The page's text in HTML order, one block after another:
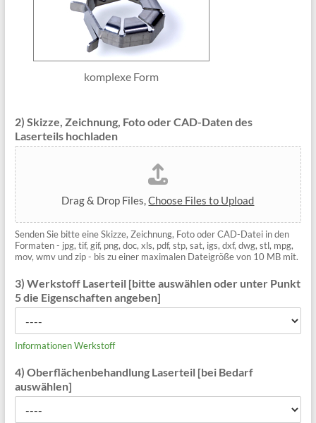
komplexe Form
2) Skizze, Zeichnung, Foto oder CAD-Daten des
Laserteils hochladen
Drag & Drop Files,Choose Files to Upload
Senden Sie bitte eine Skizze, Zeichnung, Foto oder CAD-Datei in den
Formaten - jpg, tif, gif, png, doc, xls, pdf, stp, sat, igs, dxf, dwg, stl, mpg,
mov, wmv und zip - bis zu einer maximalen Dateigröße von 10 MB mit.
3) Werkstoff Laserteil [bitte auswählen oder unter Punkt
5 die Eigenschaften angeben]
Informationen Werkstoff
4) Oberflächenbehandlung Laserteil [bei Bedarf
auswählen]